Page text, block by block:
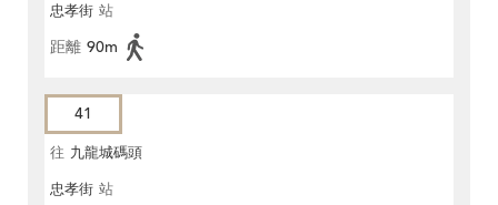
忠孝街 站
距離 90m
41
往 九龍城碼頭
忠孝街 站